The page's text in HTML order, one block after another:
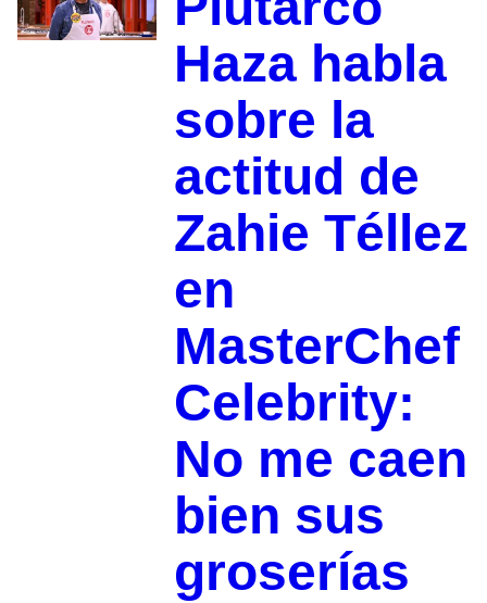
Haza habla
sobre la
actitud de
Zahie Téllez
en
MasterChef
Celebrity:
No me caen
bien sus
groserías